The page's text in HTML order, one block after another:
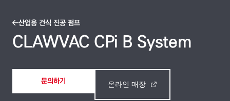
산업용 건식 진공 펌프
CLAWVAC CPi B System
문의하기 온라인 매장